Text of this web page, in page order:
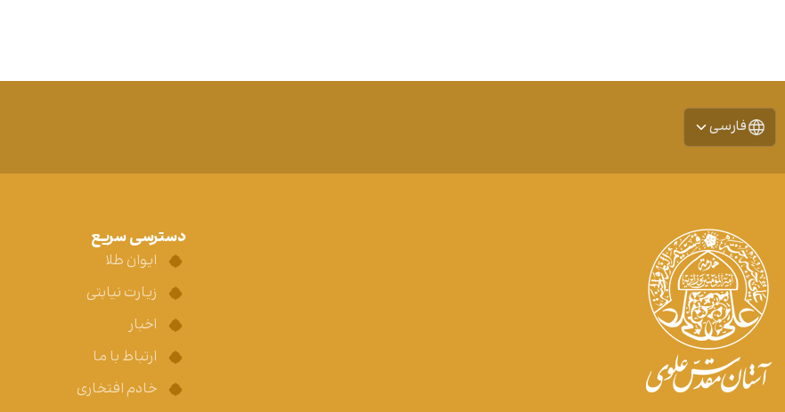
فارسی
دسترسی سریع
ایوان طلا
زیارت نیابتی
اخبار
ارتباط با ما
خادم افتخاری